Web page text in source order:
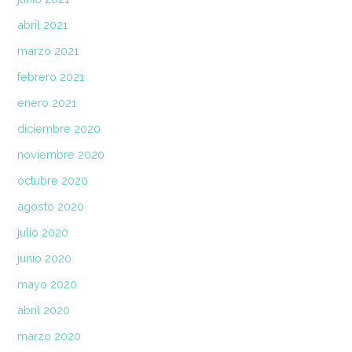
abril 2021
marzo 2021
febrero 2021
enero 2021
diciembre 2020
noviembre 2020
octubre 2020
agosto 2020
julio 2020
junio 2020
mayo 2020
abril 2020
marzo 2020